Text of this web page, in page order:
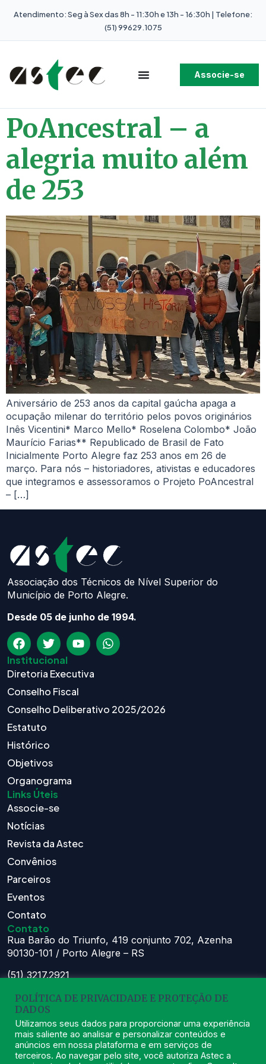
Atendimento: Seg à Sex das 8h - 11:30h e 13h - 16:30h | Telefone:
(51) 99629.1075
Associe-se
PoAncestral – a
alegria muito além
de 253
Aniversário de 253 anos da capital gaúcha apaga a
ocupação milenar do território pelos povos originários
Inês Vicentini* Marco Mello* Roselena Colombo* João
Maurício Farias** Republicado de Brasil de Fato
Inicialmente Porto Alegre faz 253 anos em 26 de
março. Para nós – historiadores, ativistas e educadores
que integramos e assessoramos o Projeto PoAncestral
– […]
Associação dos Técnicos de Nível Superior do
Município de Porto Alegre.
Desde 05 de junho de 1994.
Institucional
Diretoria Executiva
Conselho Fiscal
Conselho Deliberativo 2025/2026
Estatuto
Histórico
Objetivos
Organograma
Links Úteis
Associe-se
Notícias
Revista da Astec
Convênios
Parceiros
Eventos
Contato
Contato
Rua Barão do Triunfo, 419 conjunto 702, Azenha
90130-101 / Porto Alegre – RS
(51) 3217.2921
Atendimento:
Seg à Sex das 8h – 11:30h e 13h – 16:30h
astec@astecpmpa.com.br
POLÍTICA DE PRIVACIDADE E PROTEÇÃO DE
DADOS
Utilizamos seus dados para proporcionar uma experiência
mais saliente ao analisar e personalizar conteúdos e
anúncios em nossa plataforma e em serviços de
terceiros. Ao navegar pelo site, você autoriza Astec a